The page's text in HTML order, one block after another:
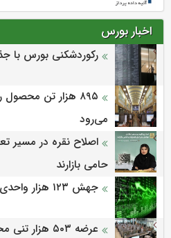
اخبار بورس
رکوردشکنی بورس با جذب ۶.۲ همت سرمایه
۸۹۵ هزار تن
می‌‌رود
اصلاح نقره در مسیر
حامی بازارند
جهش ۱۲۳ هزار واحدی شاخص بورس
عرضه ۵۰۳ هزار تنی محصولات در بورس کالا